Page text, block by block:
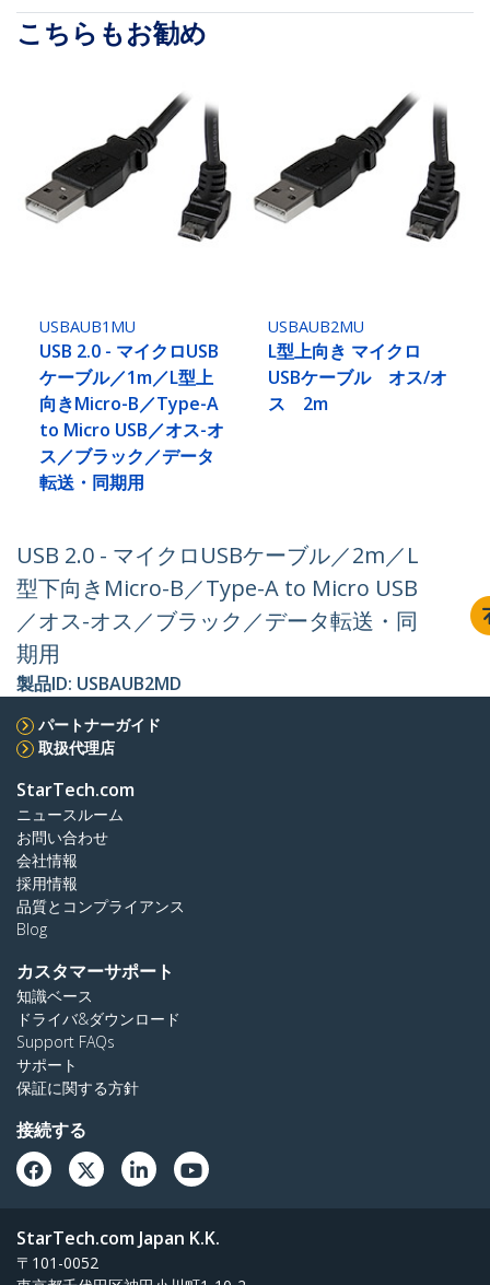
こちらもお勧め
USBAUB1MU
USB 2.0 - マイクロUSB
ケーブル／1m／L型上
向きMicro-B／Type-A
to Micro USB／オス-オ
ス／ブラック／データ
転送・同期用
USBAUB2MU
L型上向き マイクロ
USBケーブル オス/オ
ス 2m
USB 2.0 - マイクロUSBケーブル／2m／L
型下向きMicro-B／Type-A to Micro USB
／オス-オス／ブラック／データ転送・同
期用
製品ID: USBAUB2MD
パートナーガイド
取扱代理店
StarTech.com
ニュースルーム
お問い合わせ
会社情報
採用情報
品質とコンプライアンス
Blog
カスタマーサポート
知識ベース
ドライバ&ダウンロード
Support FAQs
サポート
保証に関する方針
接続する
StarTech.com Japan K.K.
〒101-0052